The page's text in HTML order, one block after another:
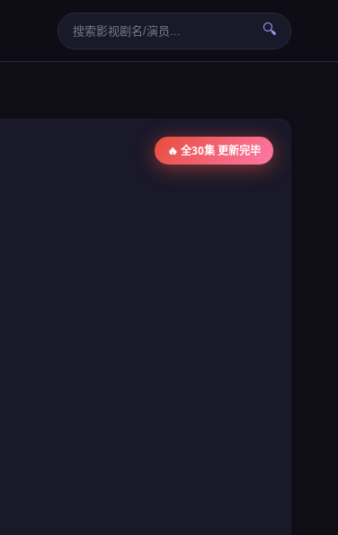
🔍
🔥 全30集 更新完毕